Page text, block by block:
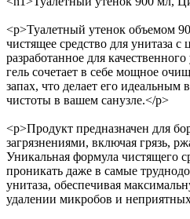
<p>Туалетный утенок объемом
чистящее средство для унитаза
разработанное для
гель сочетает в себе мощное
запах, что делает его идеальным
чистоты в вашем санузле.</p>
<p>Продукт предназначен для
загрязнениями, включая грязь,
Уникальная формула чистящего
проникать даже в самые
унитаза, обеспечивая
удалении микробов и